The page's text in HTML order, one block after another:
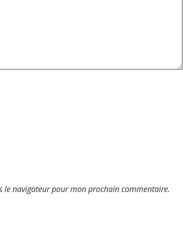
navigateur pour mon prochain commentaire.